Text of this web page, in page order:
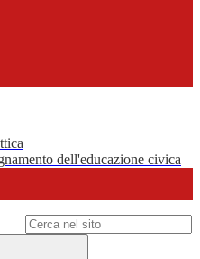
dell'educazione civica